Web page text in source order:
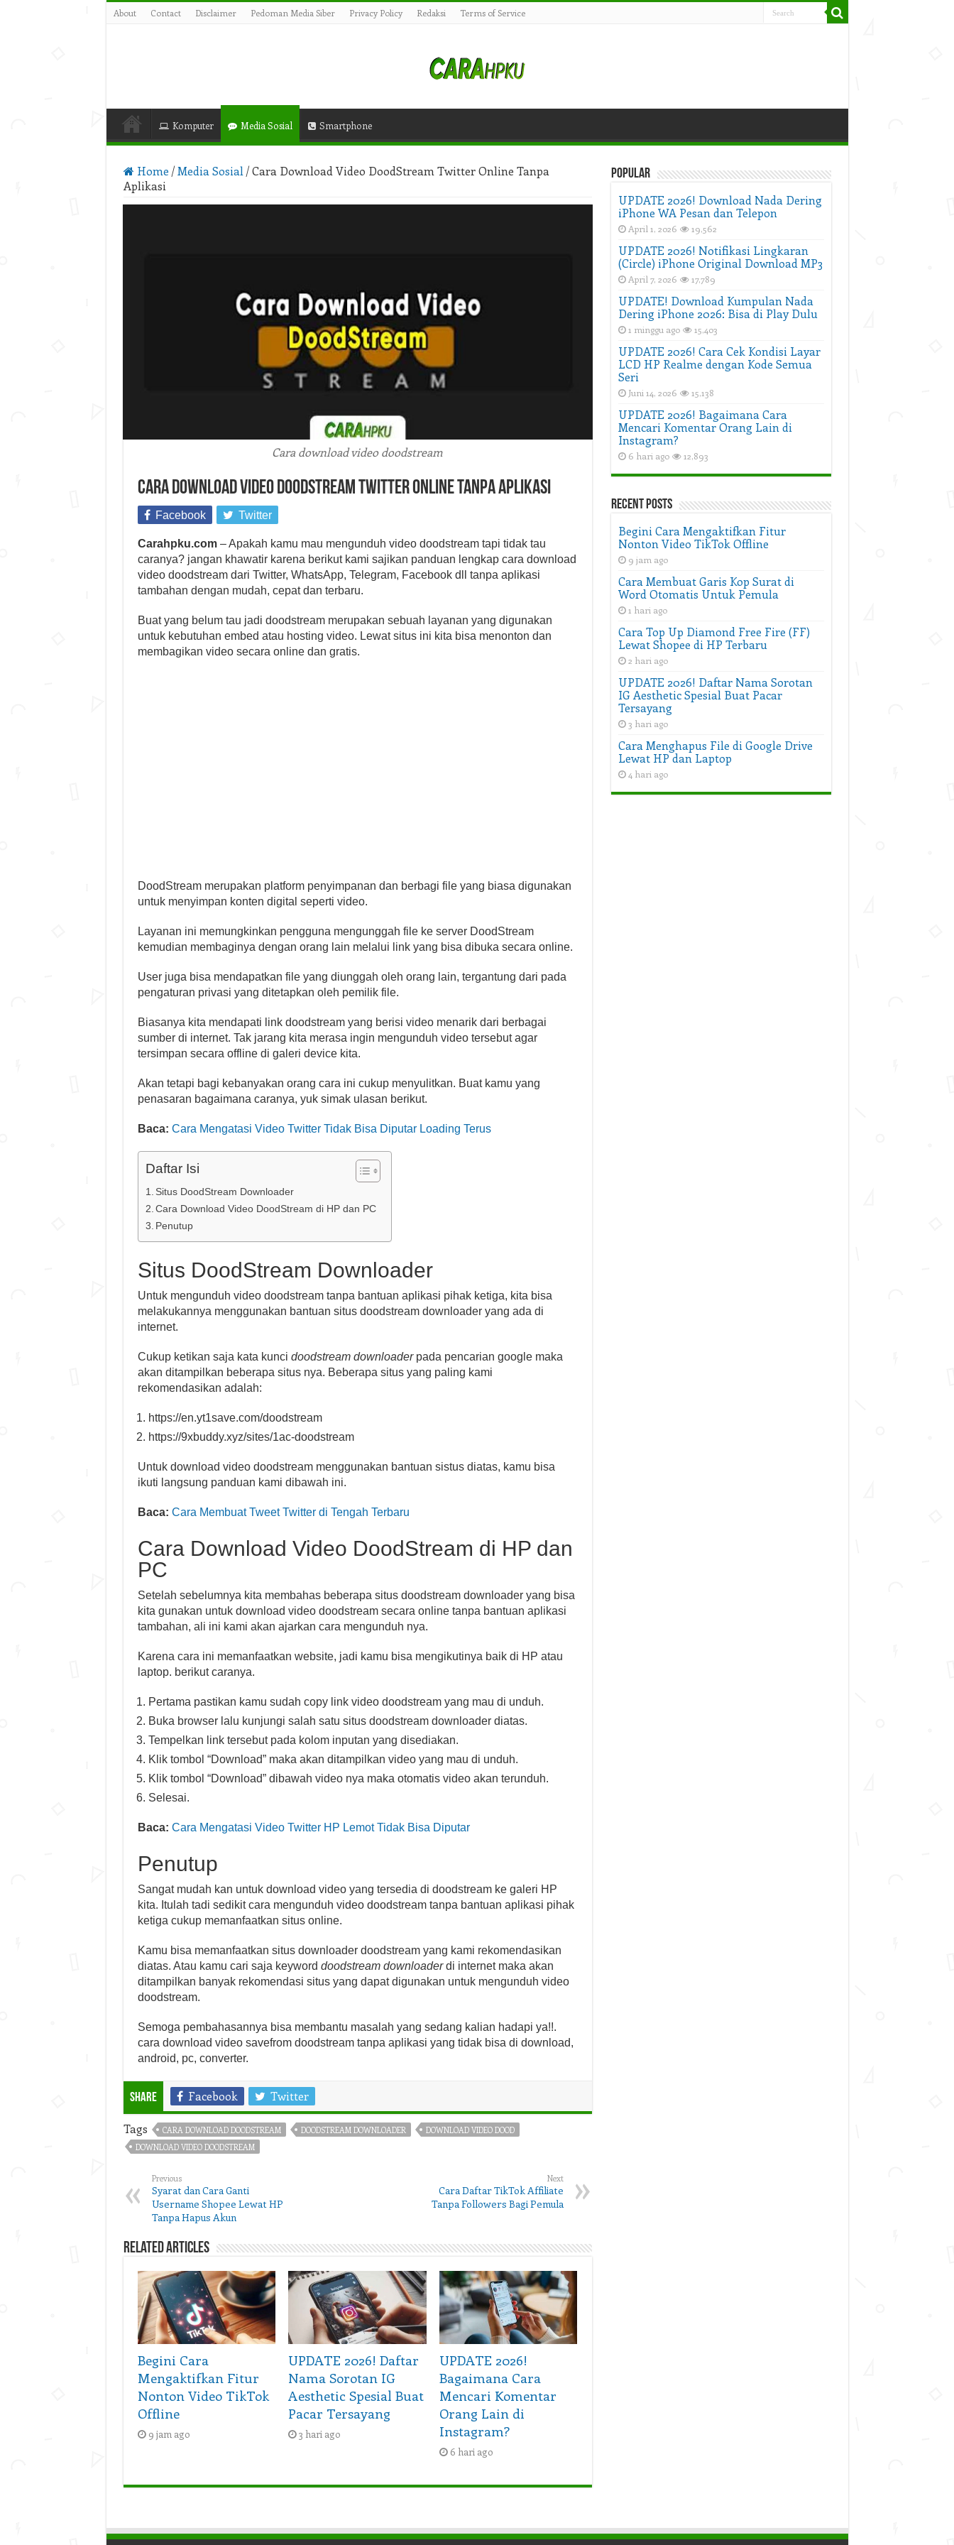
About Contact Disclaimer Pedoman Media Siber Privacy Policy Redaksi Terms of Service
Komputer Media Sosial Smartphone
Home /Media Sosial /Cara Download Video DoodStream Twitter Online Tanpa
Aplikasi
Cara download video doodstream
Cara Download Video DoodStream Twitter Online Tanpa Aplikasi
Facebook Twitter
Carahpku.com– Apakah kamu mau mengunduh video doodstream tapi tidak tau
caranya? jangan khawatir karena berikut kami sajikan panduan lengkap cara download
video doodstream dari Twitter, WhatsApp, Telegram, Facebook dll tanpa aplikasi
tambahan dengan mudah, cepat dan terbaru.
Buat yang belum tau jadi doodstream merupakan sebuah layanan yang digunakan
untuk kebutuhan embed atau hosting video. Lewat situs ini kita bisa menonton dan
membagikan video secara online dan gratis.
DoodStream merupakan platform penyimpanan dan berbagi file yang biasa digunakan
untuk menyimpan konten digital seperti video.
Layanan ini memungkinkan pengguna mengunggah file ke server DoodStream
kemudian membaginya dengan orang lain melalui link yang bisa dibuka secara online.
User juga bisa mendapatkan file yang diunggah oleh orang lain, tergantung dari pada
pengaturan privasi yang ditetapkan oleh pemilik file.
Biasanya kita mendapati link doodstream yang berisi video menarik dari berbagai
sumber di internet. Tak jarang kita merasa ingin mengunduh video tersebut agar
tersimpan secara offline di galeri device kita.
Akan tetapi bagi kebanyakan orang cara ini cukup menyulitkan. Buat kamu yang
penasaran bagaimana caranya, yuk simak ulasan berikut.
Baca: Cara Mengatasi Video Twitter Tidak Bisa Diputar Loading Terus
Daftar Isi
Situs DoodStream Downloader
Cara Download Video DoodStream di HP dan PC
Penutup
Situs DoodStream Downloader
Untuk mengunduh video doodstream tanpa bantuan aplikasi pihak ketiga, kita bisa
melakukannya menggunakan bantuan situs doodstream downloader yang ada di
internet.
Cukup ketikan saja kata kunci doodstream downloader pada pencarian google maka
akan ditampilkan beberapa situs nya. Beberapa situs yang paling kami
rekomendasikan adalah:
https://en.yt1save.com/doodstream
https://9xbuddy.xyz/sites/1ac-doodstream
Untuk download video doodstream menggunakan bantuan sistus diatas, kamu bisa
ikuti langsung panduan kami dibawah ini.
Baca: Cara Membuat Tweet Twitter di Tengah Terbaru
Cara Download Video DoodStream di HP dan
PC
Setelah sebelumnya kita membahas beberapa situs doodstream downloader yang bisa
kita gunakan untuk download video doodstream secara online tanpa bantuan aplikasi
tambahan, ali ini kami akan ajarkan cara mengunduh nya.
Karena cara ini memanfaatkan website, jadi kamu bisa mengikutinya baik di HP atau
laptop. berikut caranya.
Pertama pastikan kamu sudah copy link video doodstream yang mau di unduh.
Buka browser lalu kunjungi salah satu situs doodstream downloader diatas.
Tempelkan link tersebut pada kolom inputan yang disediakan.
Klik tombol “Download” maka akan ditampilkan video yang mau di unduh.
Klik tombol “Download” dibawah video nya maka otomatis video akan terunduh.
Selesai.
Baca: Cara Mengatasi Video Twitter HP Lemot Tidak Bisa Diputar
Penutup
Sangat mudah kan untuk download video yang tersedia di doodstream ke galeri HP
kita. Itulah tadi sedikit cara mengunduh video doodstream tanpa bantuan aplikasi pihak
ketiga cukup memanfaatkan situs online.
Kamu bisa memanfaatkan situs downloader doodstream yang kami rekomendasikan
diatas. Atau kamu cari saja keyword doodstream downloaderdi internet maka akan
ditampilkan banyak rekomendasi situs yang dapat digunakan untuk mengunduh video
doodstream.
Semoga pembahasannya bisa membantu masalah yang sedang kalian hadapi ya!!.
cara download video savefrom doodstream tanpa aplikasi yang tidak bisa di download,
android, pc, converter.
Share Facebook Twitter
Tags CARA DOWNLOAD DOODSTREAM DOODSTREAM DOWNLOADER
DOWNLOAD VIDEO DOOD
DOWNLOAD VIDEO DOODSTREAM
Previous
Syarat dan Cara Ganti
Username Shopee Lewat HP
Tanpa Hapus Akun
Next
Cara Daftar TikTok Affiliate
Tanpa Followers Bagi Pemula
Related Articles
Begini Cara
Mengaktifkan Fitur
Nonton Video TikTok
Offline
9 jam ago
UPDATE 2026! Daftar
Nama Sorotan IG
Aesthetic Spesial Buat
Pacar Tersayang
3 hari ago
UPDATE 2026!
Bagaimana Cara
Mencari Komentar
Orang Lain di
Instagram?
6 hari ago
Popular
UPDATE 2026! Download Nada Dering
iPhone WA Pesan dan Telepon
April 1, 2026 19,562
UPDATE 2026! Notifikasi Lingkaran
(Circle) iPhone Original Download MP3
April 7, 2026 17,789
UPDATE! Download Kumpulan Nada
Dering iPhone 2026: Bisa di Play Dulu
1 minggu ago 15,403
UPDATE 2026! Cara Cek Kondisi Layar
LCD HP Realme dengan Kode Semua
Seri
Juni 14, 2026 15,138
UPDATE 2026! Bagaimana Cara
Mencari Komentar Orang Lain di
Instagram?
6 hari ago 12,893
Recent Posts
Begini Cara Mengaktifkan Fitur
Nonton Video TikTok Offline
9 jam ago
Cara Membuat Garis Kop Surat di
Word Otomatis Untuk Pemula
1 hari ago
Cara Top Up Diamond Free Fire (FF)
Lewat Shopee di HP Terbaru
2 hari ago
UPDATE 2026! Daftar Nama Sorotan
IG Aesthetic Spesial Buat Pacar
Tersayang
3 hari ago
Cara Menghapus File di Google Drive
Lewat HP dan Laptop
4 hari ago